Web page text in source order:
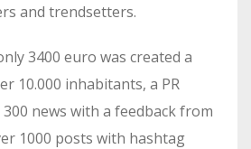
and trendsetters.
3400 euro was created a
10.000 inhabitants, a PR
news with a feedback from
1000 posts with hashtag